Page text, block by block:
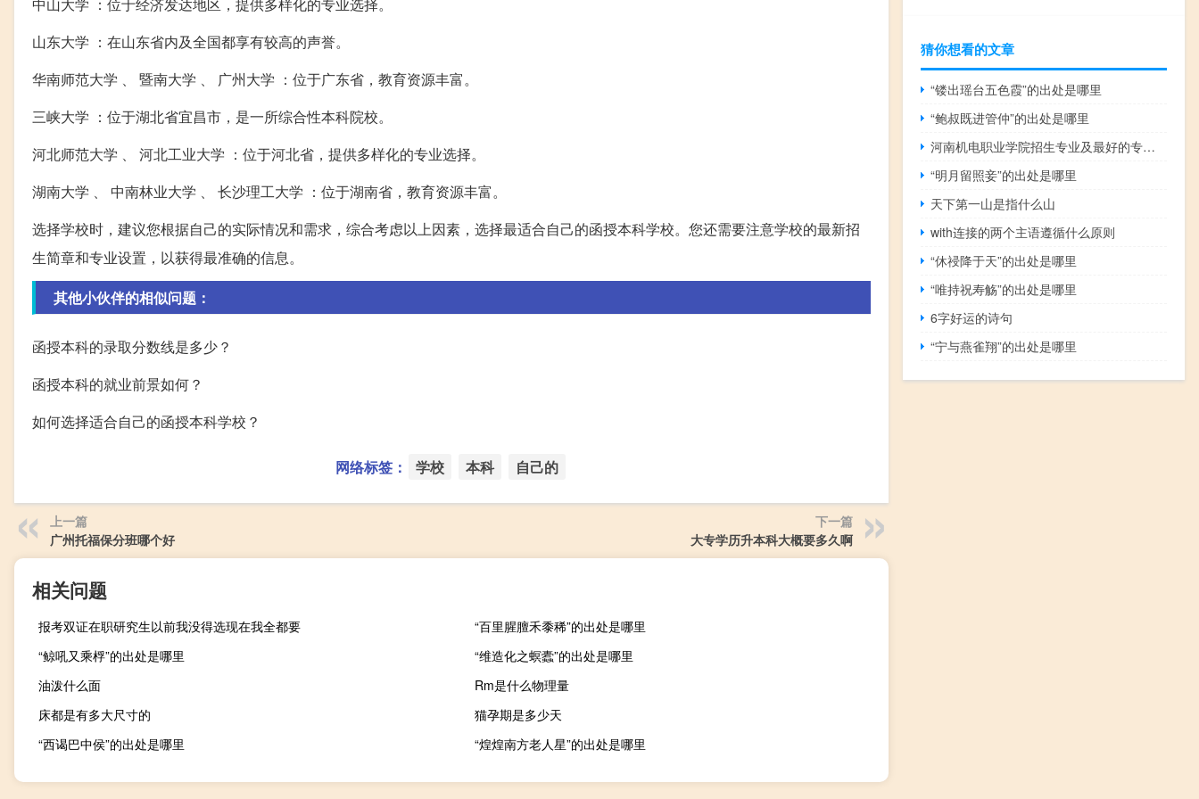
山东大学 ：在山东省内及全国都享有较高的声誉。
华南师范大学 、 暨南大学 、 广州大学 ：位于广东省，教育资源丰富。
三峡大学 ：位于湖北省宜昌市，是一所综合性本科院校。
河北师范大学 、 河北工业大学 ：位于河北省，提供多样化的专业选择。
湖南大学 、 中南林业大学 、 长沙理工大学 ：位于湖南省，教育资源丰富。
选择学校时，建议您根据自己的实际情况和需求，综合考虑以上因素，选择最适合自己的函授本科学校。您还需要注意学校的最新招
生简章和专业设置，以获得最准确的信息。
其他小伙伴的相似问题：
函授本科的录取分数线是多少？
函授本科的就业前景如何？
如何选择适合自己的函授本科学校？
网络标签： 学校 本科 自己的
上一篇
广州托福保分班哪个好
下一篇
大专学历升本科大概要多久啊
相关问题
报考双证在职研究生以前我没得选现在我全都要
“百里腥膻禾黍稀”的出处是哪里
“鲸吼又乘桴”的出处是哪里
“维造化之螟蠹”的出处是哪里
油泼什么面
Rm是什么物理量
床都是有多大尺寸的
猫孕期是多少天
“西谒巴中侯”的出处是哪里
“煌煌南方老人星”的出处是哪里
猜你想看的文章
“镂出瑶台五色霞”的出处是哪里
“鲍叔既进管仲”的出处是哪里
河南机电职业学院招生专业及最好的专业有哪些
“明月留照妾”的出处是哪里
天下第一山是指什么山
with连接的两个主语遵循什么原则
“休祲降于天”的出处是哪里
“唯持祝寿觞”的出处是哪里
6字好运的诗句
“宁与燕雀翔”的出处是哪里